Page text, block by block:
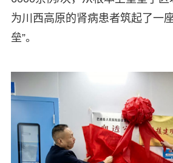
为川西高原的肾病患者筑起了一
垒”。